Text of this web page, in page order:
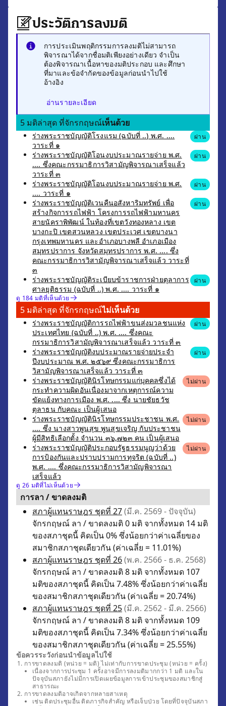
ประวัติการลงมติ
การประเมินพฤติกรรมการลงมติไม่สามารถ
พิจารณาได้จากชื่อมติเพียงอย่างเดียว จำเป็น
ต้องพิจารณาเนื้อหาของมติประกอบ และศึกษา
ที่มาและข้อจำกัดของข้อมูลก่อนนำไปใช้
อ้างอิง
อ่านรายละเอียด
5 มติล่าสุด ที่จักรกฤษณ์เห็นด้วย
ร่างพระราชบัญญัติโรงแรม (ฉบับที่ ..) พ.ศ. ....
วาระที่ ๑
ผ่าน
ร่างพระราชบัญญัติโอนงบประมาณรายจ่าย พ.ศ.
.... ซึ่งคณะกรรมาธิการวิสามัญพิจารณาเสร็จแล้ว
วาระที่ ๓
ผ่าน
ร่างพระราชบัญญัติโอนงบประมาณรายจ่าย พ.ศ.
.... วาระที่ ๑
ผ่าน
ร่างพระราชบัญญัติเวนคืนอสังหาริมทรัพย์ เพื่อ
สร้างกิจการรถไฟฟ้า โครงการรถไฟฟ้ามหานคร
สายนัคราพิพัฒน์ ในท้องที่เขตวังทองหลาง เขต
บางกะปิ เขตสวนหลวง เขตประเวศ เขตบางนา
กรุงเทพมหานคร และอำเภอบางพลี อำเภอเมือง
สมุทรปราการ จังหวัดสมุทรปราการ พ.ศ. .... ซึ่ง
คณะกรรมาธิการวิสามัญพิจารณาเสร็จแล้ว วาระที่
๓
ผ่าน
ร่างพระราชบัญญัติระเบียบข้าราชการฝ่ายตุลาการ
ศาลยุติธรรม (ฉบับที่ ..) พ.ศ. .... วาระที่ ๑
ผ่าน
ดู 184 มติที่เห็นด้วย
5 มติล่าสุด ที่จักรกฤษณ์ไม่เห็นด้วย
ร่างพระราชบัญญัติการรถไฟฟ้าขนส่งมวลชนแห่ง
ประเทศไทย (ฉบับที่ ..) พ.ศ. .... ซึ่งคณะ
กรรมาธิการวิสามัญพิจารณาเสร็จแล้ว วาระที่ ๓
ผ่าน
ร่างพระราชบัญญัติงบประมาณรายจ่ายประจำ
ปีงบประมาณ พ.ศ. ๒๕๖๙ ซึ่งคณะกรรมาธิการ
วิสามัญพิจารณาเสร็จแล้ว วาระที่ ๓
ผ่าน
ร่างพระราชบัญญัตินิรโทษกรรมแก่บุคคลซึ่งได้
กระทำความผิดอันเนื่องมาจากเหตุการณ์ความ
ขัดแย้งทางการเมือง พ.ศ. .... ซึ่ง นายชัยธวัช
ตุลาธน กับคณะ เป็นผู้เสนอ
ไม่ผ่าน
ร่างพระราชบัญญัตินิรโทษกรรมประชาชน พ.ศ.
.... ซึ่ง นางสาวพูนสุข พูนสุขเจริญ กับประชาชน
ผู้มีสิทธิเลือกตั้ง จำนวน ๓๖,๗๒๓ คน เป็นผู้เสนอ
ไม่ผ่าน
ร่างพระราชบัญญัติประกอบรัฐธรรมนูญว่าด้วย
การป้องกันและปราบปรามการทุจริต (ฉบับที่ ..)
พ.ศ. .... ซึ่งคณะกรรมาธิการวิสามัญพิจารณา
เสร็จแล้ว
ไม่ผ่าน
ดู 26 มติที่ไม่เห็นด้วย
การลา / ขาดลงมติ
สภาผู้แทนราษฎร ชุดที่ 27(มี.ค. 2569 - ปัจจุบัน)
จักรกฤษณ์ ลา / ขาดลงมติ 0 มติ จากทั้งหมด 14 มติ
ของสภาชุดนี้ คิดเป็น 0% ซึ่งน้อยกว่าค่าเฉลี่ยของ
สมาชิกสภาชุดเดียวกัน (ค่าเฉลี่ย = 11.01%)
สภาผู้แทนราษฎร ชุดที่ 26(พ.ค. 2566 - ธ.ค. 2568)
จักรกฤษณ์ ลา / ขาดลงมติ 8 มติ จากทั้งหมด 107
มติของสภาชุดนี้ คิดเป็น 7.48% ซึ่งน้อยกว่าค่าเฉลี่ย
ของสมาชิกสภาชุดเดียวกัน (ค่าเฉลี่ย = 20.74%)
สภาผู้แทนราษฎร ชุดที่ 25(มี.ค. 2562 - มี.ค. 2566)
จักรกฤษณ์ ลา / ขาดลงมติ 8 มติ จากทั้งหมด 109
มติของสภาชุดนี้ คิดเป็น 7.34% ซึ่งน้อยกว่าค่าเฉลี่ย
ของสมาชิกสภาชุดเดียวกัน (ค่าเฉลี่ย = 25.55%)
ข้อควรระวังก่อนนำข้อมูลไปใช้
การขาดลงมติ (หน่วย = มติ) ไม่เท่ากับการขาดประชุม (หน่วย = ครั้ง)
เนื่องจากการประชุม 1 ครั้งอาจมีการลงมติมากกว่า 1 มติ และใน
ปัจจุบันสภายังไม่มีการเปิดเผยข้อมูลการเข้าประชุมของสมาชิกสู่
สาธารณะ
การขาดลงมติอาจเกิดจากหลายสาเหตุ
เช่น ติดประชุมอื่น ติดภารกิจสำคัญ หรือเจ็บป่วย โดยที่ปัจจุบันสภา